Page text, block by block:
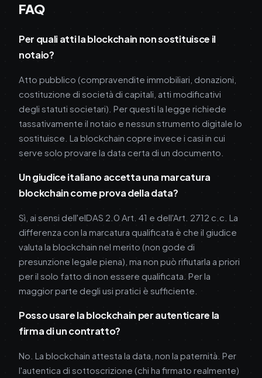
FAQ
Per quali atti la blockchain non sostituisce il
notaio?
Atto pubblico (compravendite immobiliari, donazioni,
costituzione di società di capitali, atti modificativi
degli statuti societari). Per questi la legge richiede
tassativamente il notaio e nessun strumento digitale lo
sostituisce. La blockchain copre invece i casi in cui
serve solo provare la data certa di un documento.
Un giudice italiano accetta una marcatura
blockchain come prova della data?
Sì, ai sensi dell'eIDAS 2.0 Art. 41 e dell'Art. 2712 c.c. La
differenza con la marcatura qualificata è che il giudice
valuta la blockchain nel merito (non gode di
presunzione legale piena), ma non può rifiutarla a priori
per il solo fatto di non essere qualificata. Per la
maggior parte degli usi pratici è sufficiente.
Posso usare la blockchain per autenticare la
firma di un contratto?
No. La blockchain attesta la data, non la paternità. Per
l'autentica di sottoscrizione (chi ha firmato realmente)